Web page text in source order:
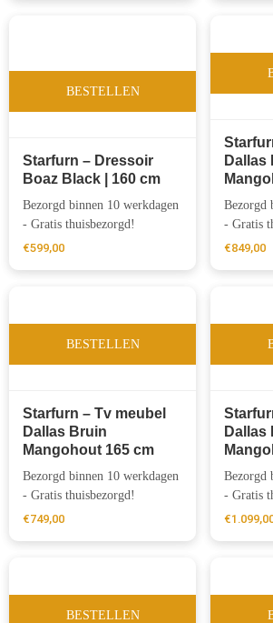
BESTELLEN
Starfurn – Dressoir
Boaz Black | 160 cm
Bezorgd binnen 10 werkdagen
- Gratis thuisbezorgd!
€599,00
Dallas
Bezorgd
- Gratis
€849,00
BESTELLEN
Starfurn – Tv meubel
Dallas Bruin
Mangohout 165 cm
Bezorgd binnen 10 werkdagen
- Gratis thuisbezorgd!
€749,00
Dallas
Bezorgd
- Gratis
€
BESTELLEN